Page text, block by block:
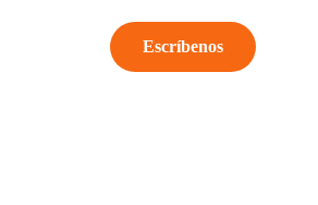
Escríbenos